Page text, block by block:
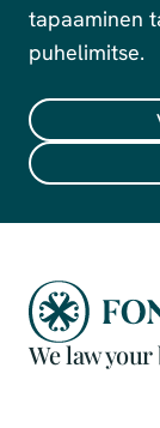
tapaaminen
puhelimitse.
We law your